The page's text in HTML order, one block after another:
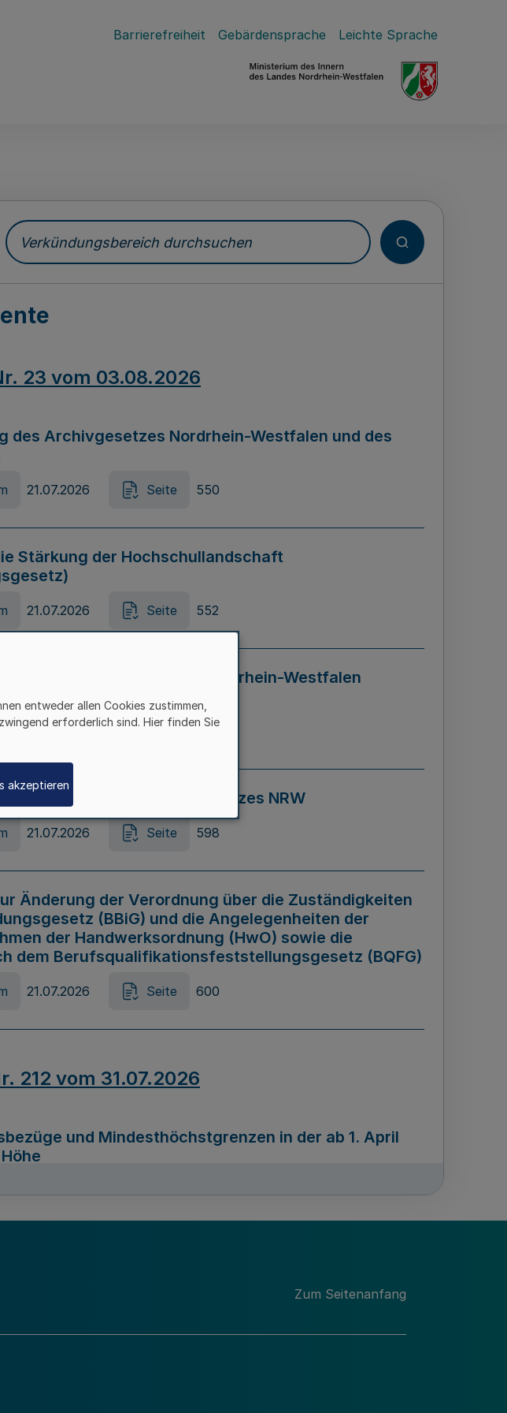
Barrierefreiheit Gebärdensprache Leichte Sprache
Verkündungsbereich durchsuchen
23 vom 03.08.2026
des Archivgesetzes Nordrhein-Westfalen und des
21.07.2026 Seite 550
Stärkung der Hochschullandschaft
21.07.2026 Seite 552
von Diskriminierung in Nordrhein-Westfalen
– LADG NRW)
21.07.2026 Seite 595
des Online-Casinospiel Gesetzes NRW
21.07.2026 Seite 598
Änderung der Verordnung über die Zuständigkeiten
(BBiG) und die Angelegenheiten der
der Handwerksordnung (HwO) sowie die
dem Berufsqualifikationsfeststellungsgesetz (BQFG)
21.07.2026 Seite 600
212 vom 31.07.2026
und Mindesthöchstgrenzen in der ab 1. April
des Förderprogramms „Mittelstand Innovativ &
Zum Seitenanfang
entweder allen Cookies zustimmen,
erforderlich sind. Hier finden Sie
akzeptieren